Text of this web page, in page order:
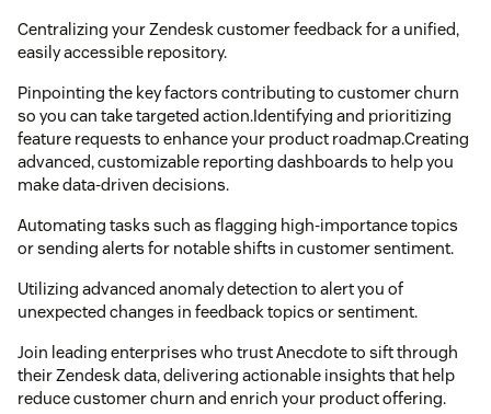
Centralizing your Zendesk customer feedback for a unified,
easily accessible repository.
Pinpointing the key factors contributing to customer churn
so you can take targeted action.Identifying and prioritizing
feature requests to enhance your product roadmap.Creating
advanced, customizable reporting dashboards to help you
make data-driven decisions.
Automating tasks such as flagging high-importance topics
or sending alerts for notable shifts in customer sentiment.
Utilizing advanced anomaly detection to alert you of
unexpected changes in feedback topics or sentiment.
Join leading enterprises who trust Anecdote to sift through
their Zendesk data, delivering actionable insights that help
reduce customer churn and enrich your product offering.